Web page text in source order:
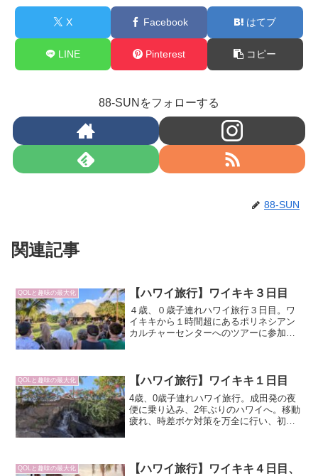
X Facebook はてブ
LINE Pinterest コピー
88-SUNをフォローする
88-SUN
関連記事
QOLと趣味の最大化 【ハワイ旅行】ワイキキ３日目
４歳、０歳子連れハワイ旅行３日目。ワ
イキキから１時間超にあるポリネシアン
カルチャーセンターへのツアーに参加。
QOLと趣味の最大化 【ハワイ旅行】ワイキキ１日目
4歳、0歳子連れハワイ旅行。成田発の夜
便に乗り込み、2年ぶりのハワイへ。移動
疲れ、時差ボケ対策を万全に行い、初日
QOLと趣味の最大化
【ハワイ旅行】ワイキキ４日目、